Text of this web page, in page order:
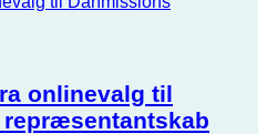
onlinevalg til